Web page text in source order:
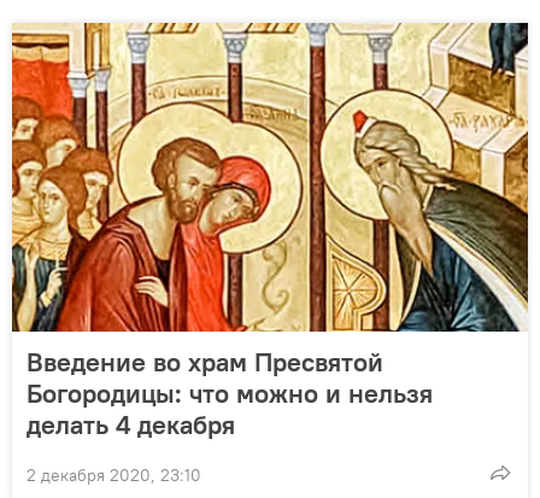
Введение во храм Пресвятой
Богородицы: что можно и нельзя
делать 4 декабря
2 декабря 2020, 23:10